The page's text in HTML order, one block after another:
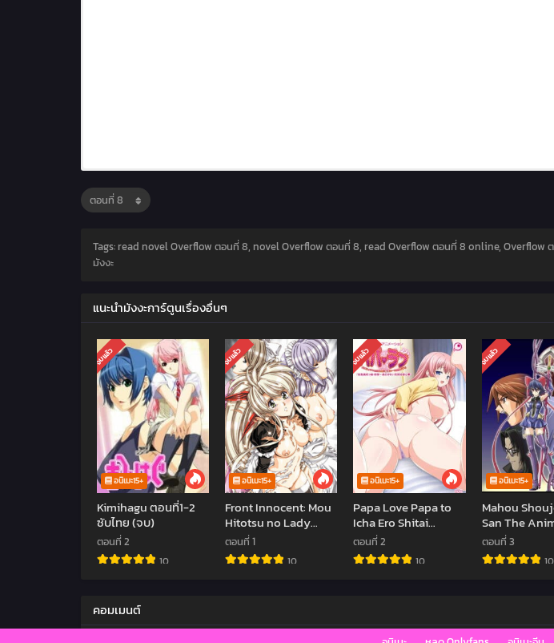
Tags: read novel Overflow ตอนที่ 8, novel Overflow ตอนที่ 8, read Overflow ตอนที่ 8 online,
มังงะ
แนะนำมังงะการ์ตูนเรื่องอื่นๆ
จบแล้ว
อนิเมะ15+
Kimihagu ตอนที่1-2
ซับไทย (จบ)
ตอนที่ 2
10
จบแล้ว
อนิเมะ15+
Front Innocent: Mou
Hitotsu no Lady
Innocent ตอนที่ 1 ซับ
ไทย (จบ)
ตอนที่ 1
10
จบแล้ว
อนิเมะ15+
Papa Love Papa to
Icha Ero Shitai
Musume-tachi to
Hitotsu Yane no
Shita de ตอนที่1-2 ซับ
ตอนที่ 2
10
จบแล้ว
อนิเมะ15+
Mahou
San The
ที่1-3 ซับไทย (จ
ตอนที่ 3
10
คอมเมนต์